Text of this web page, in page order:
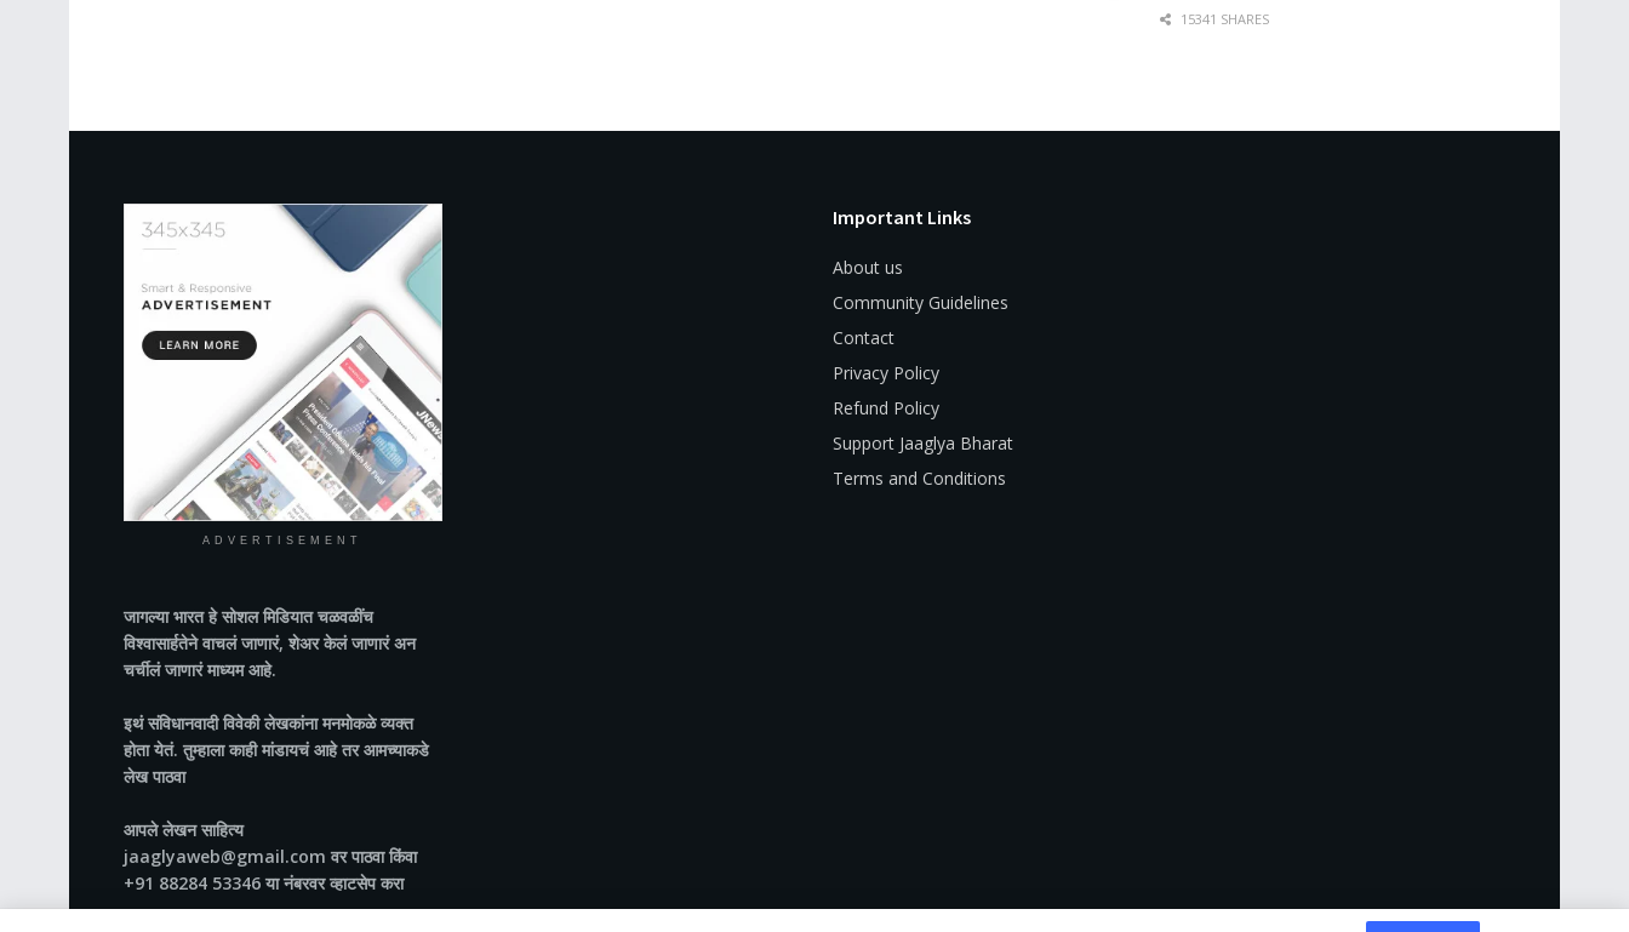
15341 SHARES
ADVERTISEMENT
जागल्या भारतहे सोशल मिडियात चळवळींच
विश्वासार्हतेने वाचलं जाणारं, शेअर केलं जाणारं अन
चर्चीलं जाणारं माध्यम आहे.
इथं संविधानवादी विवेकी लेखकांना मनमोकळे व्यक्त
होता येतं. तुम्हाला काही मांडायचं आहे तर आमच्याकडे
लेख पाठवा
आपले लेखन साहित्य
jaaglyaweb@gmail.com वर पाठवा किंवा
+91 88284 53346 या नंबरवर व्हाटसेप करा
Important Links
About us
Community Guidelines
Contact
Privacy Policy
Refund Policy
Support Jaaglya Bharat
Terms and Conditions